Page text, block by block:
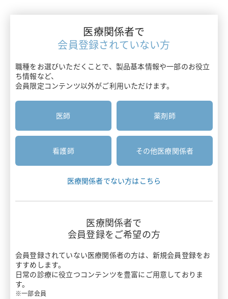
使用期限検索
添付文書ダウンロード
よくあるご質問
安全性情報
主要製品一覧
エフィエント
カナリア
タリージェ
片頭痛・てんかん・不眠症
骨粗鬆症・リウマチ
感染症
バイオシミラー
ワクチン
医療サポートTOP
がんゲノム医療トピックス
医療関係者と患者さんのコミュニケーション
胃癌HER2診断
診療報酬ニュース
押さえておきたい医療安全のポイント
スキルアップ講座
Pharmacist Forum
患者サポートTOP
患者さん向け資材
疾患啓発サイト・患者さん向けサイト
医療関係者で
会員登録されていない方
職種をお選びいただくことで、製品基本情報や一部のお役立
ち情報など、
会員限定コンテンツ以外がご利用いただけます。
医師 薬剤師
看護師 その他医療関係者
医療関係者でない方はこちら
医療関係者で
会員登録をご希望の方
会員登録されていない医療関係者の方は、 新規会員登録をお
すすめします。
日常の診療に役立つコンテンツを豊富にご用意しておりま
す。
※一部会員